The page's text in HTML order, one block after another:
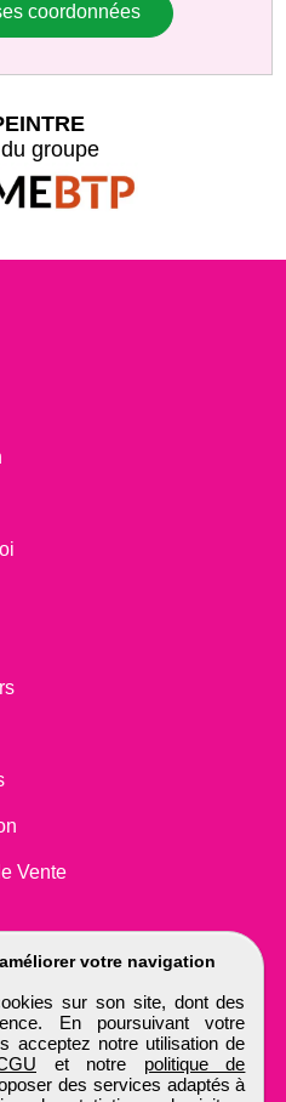
coordonnées
votre navigation
sur son site, dont des
En poursuivant votre
acceptez notre utilisation de
et notre politique de
des services adaptés à
groupe
Vente